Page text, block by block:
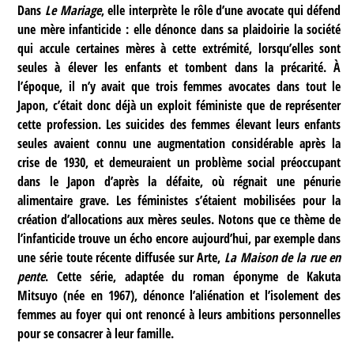
Dans Le Mariage, elle interprète le rôle d’une avocate qui défend
une mère infanticide : elle dénonce dans sa plaidoirie la société
qui accule certaines mères à cette extrémité, lorsqu’elles sont
seules à élever les enfants et tombent dans la précarité. À
l’époque, il n’y avait que trois femmes avocates dans tout le
Japon, c’était donc déjà un exploit féministe que de représenter
cette profession. Les suicides des femmes élevant leurs enfants
seules avaient connu une augmentation considérable après la
crise de 1930, et demeuraient un problème social préoccupant
dans le Japon d’après la défaite, où régnait une pénurie
alimentaire grave. Les féministes s’étaient mobilisées pour la
création d’allocations aux mères seules. Notons que ce thème de
l’infanticide trouve un écho encore aujourd’hui, par exemple dans
une série toute récente diffusée sur Arte, La Maison de la rue en
pente. Cette série, adaptée du roman éponyme de Kakuta
Mitsuyo (née en 1967), dénonce l’aliénation et l’isolement des
femmes au foyer qui ont renoncé à leurs ambitions personnelles
pour se consacrer à leur famille.